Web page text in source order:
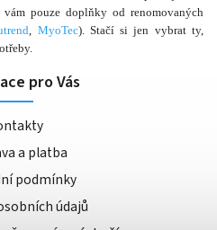
pouze doplňky od renomovaných
, MyoTec). Stačí si jen vybrat ty,
pro Vás
a platba
podmínky
údajů